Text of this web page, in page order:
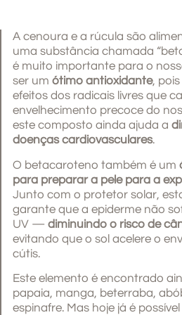
A cenoura e a rúcula são
uma substância chamada
é muito importante para o
ser umótimo antioxidante,
efeitos dos radicais livres que
envelhecimento precoce do
este composto ainda ajuda a
doenças cardiovasculares.
O betacaroteno também é um
para preparar a pele para a
Junto com o protetor solar,
garante que a epiderme não
UV —diminuindo o risco de
evitando que o sol acelere o
cútis.
Este elemento é encontrado
papaia, manga, beterraba,
espinafre. Mas hoje já é